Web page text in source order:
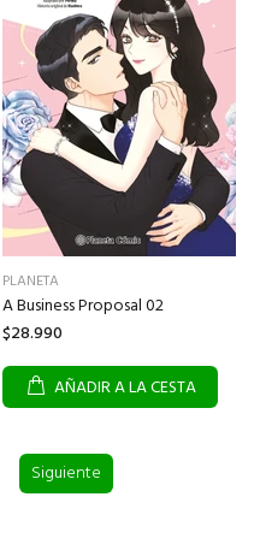
PLANETA
A Business Proposal 02
$28.990
AÑADIR A LA CESTA
Siguiente